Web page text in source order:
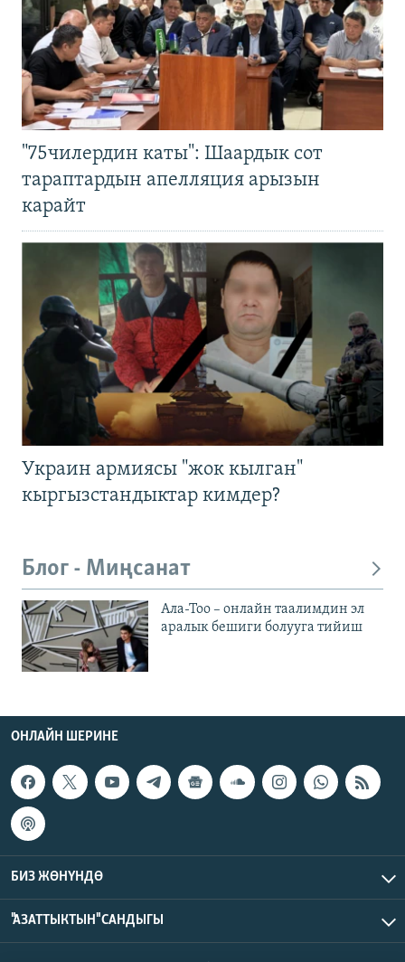
"75чилердин каты": Шаардык сот
тараптардын апелляция арызын
карайт
Украин армиясы "жок кылган"
кыргызстандыктар кимдер?
Блог - Миңсанат
Ала-Тоо – онлайн таалимдин эл
аралык бешиги болууга тийиш
ОНЛАЙН ШЕРИНЕ
БИЗ ЖӨНҮНДӨ
"АЗАТТЫКТЫН" САНДЫГЫ